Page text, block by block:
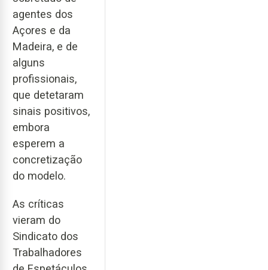
agentes dos
Açores e da
Madeira, e de
alguns
profissionais,
que detetaram
sinais positivos,
embora
esperem a
concretização
do modelo.
As críticas
vieram do
Sindicato dos
Trabalhadores